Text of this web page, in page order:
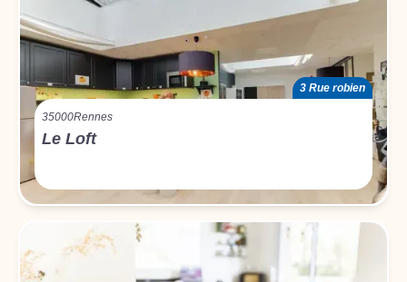
3 Rue robien
35000Rennes
Le Loft